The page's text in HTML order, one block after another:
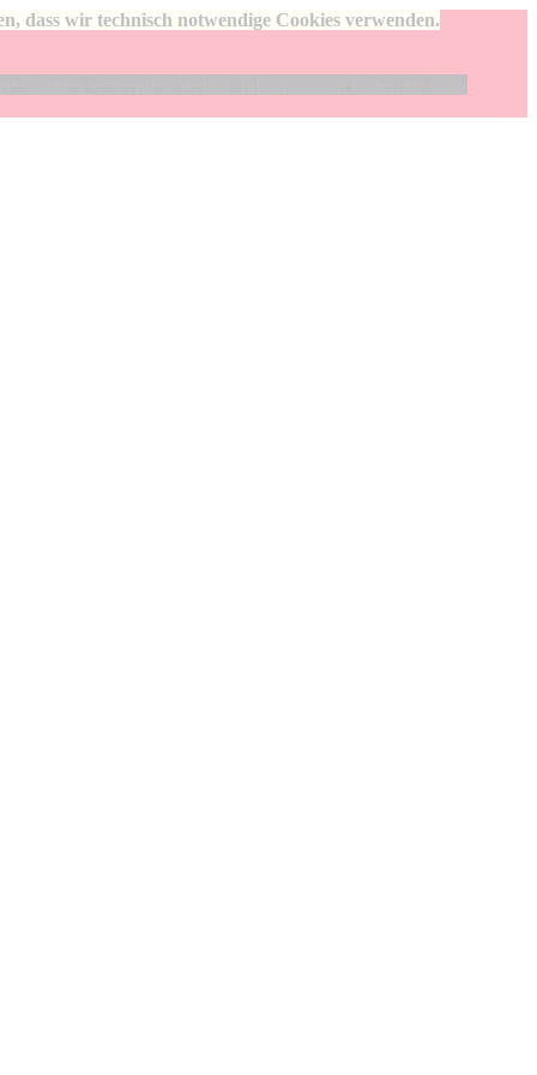
dass wir technisch notwendige Cookies verwenden.